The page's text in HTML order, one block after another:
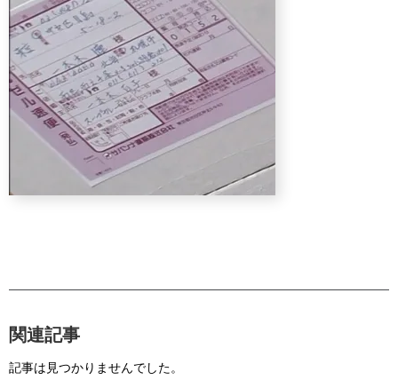
関連記事
記事は見つかりませんでした。